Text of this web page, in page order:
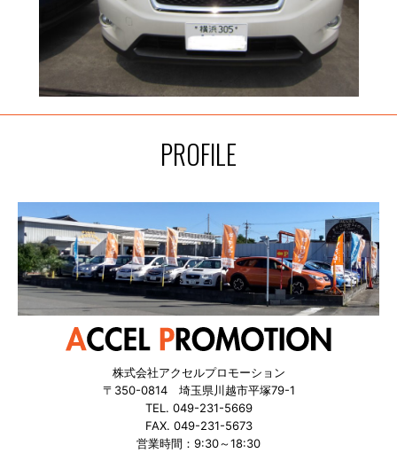
PROFILE
株式会社アクセルプロモーション
〒350-0814 埼玉県川越市平塚79-1
TEL. 049-231-5669
FAX. 049-231-5673
営業時間：9:30～18:30